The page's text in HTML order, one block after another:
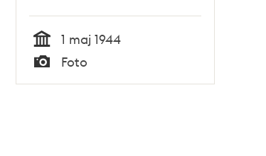
Tid
1 maj 1944
Typ
Foto